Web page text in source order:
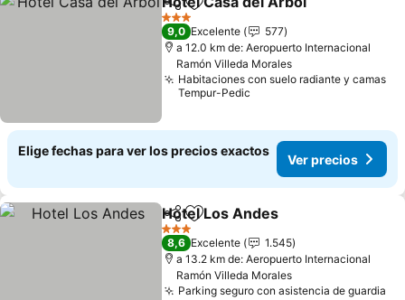
CompartirAgregar a favoritos
3 Estrellas
9,0 Excelente
577
a 12.0 km de: Aeropuerto Internacional
Ramón Villeda Morales
Habitaciones con suelo radiante y camas
Tempur-Pedic
Elige fechas para ver los precios exactos
Ver precios
CompartirAgregar a favoritos
Hotel Los Andes
3 Estrellas
8,6 Excelente
1.545
a 13.2 km de: Aeropuerto Internacional
Ramón Villeda Morales
Parking seguro con asistencia de guardia